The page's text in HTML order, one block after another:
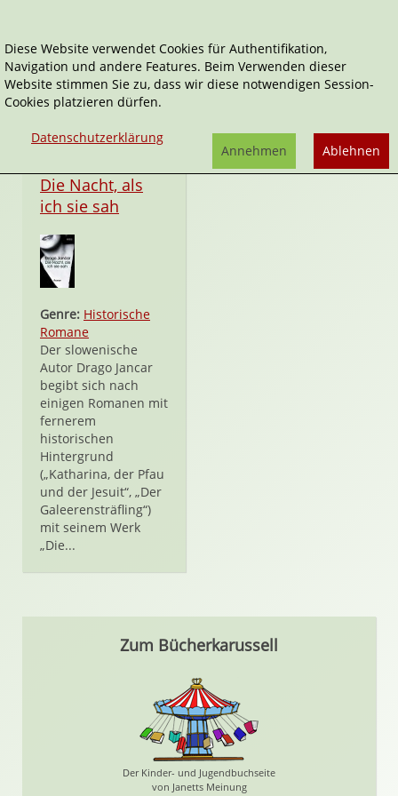
Drago Jančar
Die Nacht, als
ich sie sah
Genre: Historische
Romane
Der slowenische
Autor Drago Jancar
begibt sich nach
einigen Romanen mit
fernerem
historischen
Hintergrund
(„Katharina, der Pfau
und der Jesuit“, „Der
Galeerensträfling“)
mit seinem Werk
„Die...
Zum Bücherkarussell
Der Kinder- und Jugendbuchseite
von Janetts Meinung
Diese Website verwendet Cookies für Authentifikation,
Navigation und andere Features. Beim Verwenden dieser
Website stimmen Sie zu, dass wir diese notwendigen Session-
Cookies platzieren dürfen.
Datenschutzerklärung
Ablehnen
Annehmen